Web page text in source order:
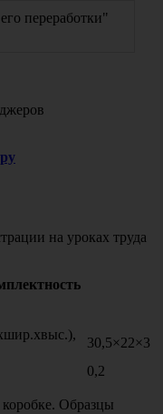
на уроках труда
30,5×22×3
0,2
коробке. Образцы